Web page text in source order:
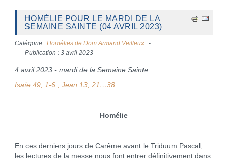
HOMÉLIE POUR LE MARDI DE LA
SEMAINE SAINTE (04 AVRIL 2023)
Catégorie : Homélies de Dom Armand Veilleux
Publication : 3 avril 2023
4 avril 2023 - mardi de la Semaine Sainte
Isaïe 49, 1-6 ; Jean 13, 21…38
Homélie
En ces derniers jours de Carême avant le Triduum Pascal,
les lectures de la messe nous font entrer définitivement dans